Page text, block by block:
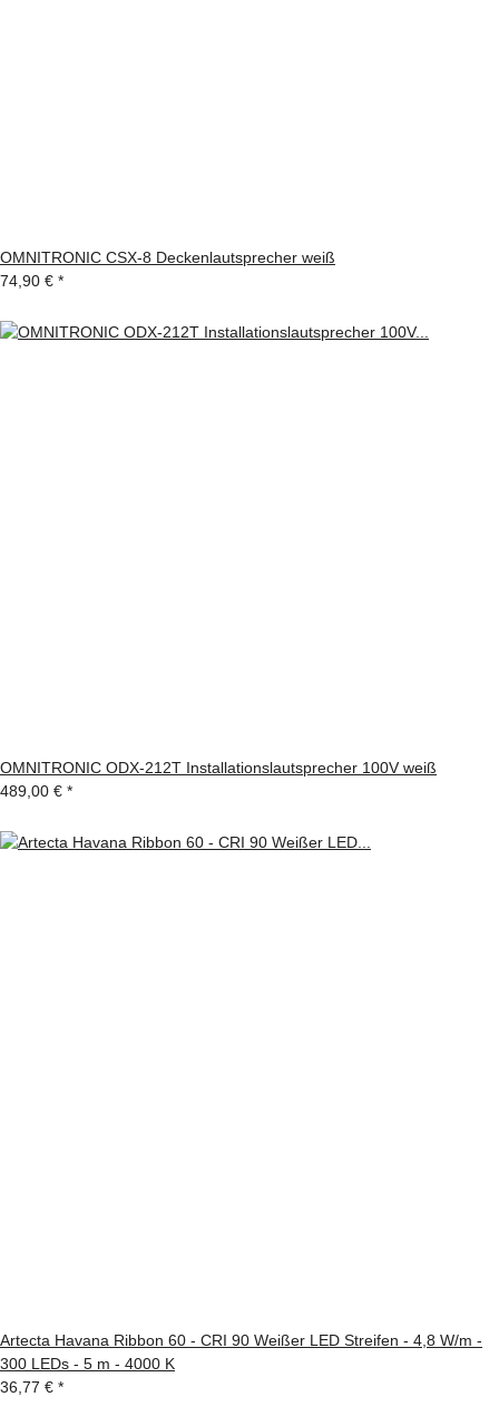
OMNITRONIC CSX-8 Deckenlautsprecher weiß
74,90 € *
OMNITRONIC ODX-212T Installationslautsprecher 100V weiß
489,00 € *
Artecta Havana Ribbon 60 - CRI 90 Weißer LED Streifen - 4,8 W/m -
300 LEDs - 5 m - 4000 K
36,77 € *